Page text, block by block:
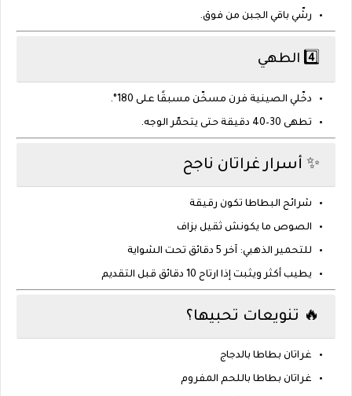
رشّي باقي الجبن من فوق.
4️⃣ الطهي
دخّلي الصينية فرن مسخّن مسبقًا على 180°
.
تطهى 30–40 دقيقة حتى يتحمّر الوجه.
✨ أسرار غراتان ناجح
شرائح البطاطا تكون رقيقة
الصوص ما يكونش ثقيل بزاف
للتحمير الذهبي: آخر 5 دقائق تحت الشواية
يطيب أكثر ويثبت إذا ارتاح 10 دقائق قبل التقديم
🔥 تنويعات تحبيها؟
غراتان بطاطا بالدجاج
غراتان بطاطا باللحم المفروم